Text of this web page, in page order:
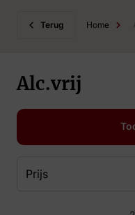
Terug Home
Alc.vrij